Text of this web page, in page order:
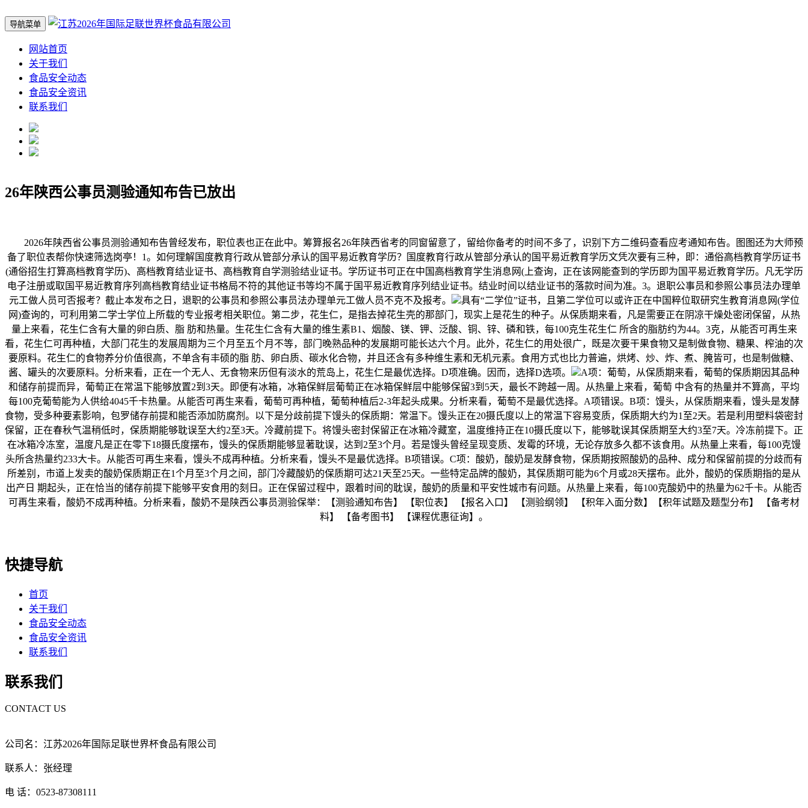
导航菜单
网站首页
关于我们
食品安全动态
食品安全资讯
联系我们
26年陕西公事员测验通知布告已放出
2026年陕西省公事员测验通知布告曾经发布，职位表也正在此中。筹算报名26年陕西省考的同窗留意了，留给你备考的时间不多了，识别下方二维码查看应考通知布告。图图还为大师预
备了职位表帮你快速筛选岗亭！1。如何理解国度教育行政从管部分承认的国平易近教育学历？国度教育行政从管部分承认的国平易近教育学历文凭次要有三种，即：通俗高档教育学历证书
(通俗招生打算高档教育学历)、高档教育结业证书、高档教育自学测验结业证书。学历证书可正在中国高档教育学生消息网(上查询，正在该网能查到的学历即为国平易近教育学历。凡无学历
电子注册或取国平易近教育序列高档教育结业证书格局不符的其他证书等均不属于国平易近教育序列结业证书。结业时间以结业证书的落款时间为准。3。退职公事员和参照公事员法办理单
元工做人员可否报考？截止本发布之日，退职的公事员和参照公事员法办理单元工做人员不克不及报考。
具有“二学位”证书，且第二学位可以或许正在中国粹位取研究生教育消息网(学位
网)查询的，可利用第二学士学位上所载的专业报考相关职位。第二步，花生仁，是指去掉花生壳的那部门，现实上是花生的种子。从保质期来看，凡是需要正在阴凉干燥处密闭保留，从热
量上来看，花生仁含有大量的卵白质、脂 肪和热量。生花生仁含有大量的维生素B1、烟酸、镁、钾、泛酸、铜、锌、磷和铁，每100克生花生仁 所含的脂肪约为44。3克，从能否可再生来
看，花生仁可再种植，大部门花生的发展周期为三个月至五个月不等，部门晚熟品种的发展期可能长达六个月。此外，花生仁的用处很广，既是次要干果食物又是制做食物、糖果、榨油的次
要原料。花生仁的食物养分价值很高，不单含有丰硕的脂 肪、卵白质、碳水化合物，并且还含有多种维生素和无机元素。食用方式也比力普遍，烘烤、炒、炸、煮、腌皆可，也是制做糖、
酱、罐头的次要原料。分析来看，正在一个无人、无食物来历但有淡水的荒岛上，花生仁是最优选择。D项准确。因而，选择D选项。
A项：葡萄，从保质期来看，葡萄的保质期因其品种
和储存前提而异，葡萄正在常温下能够放置2到3天。即便有冰箱，冰箱保鲜层葡萄正在冰箱保鲜层中能够保留3到5天，最长不跨越一周。从热量上来看，葡萄 中含有的热量并不算高，平均
每100克葡萄能为人供给4045千卡热量。从能否可再生来看，葡萄可再种植，葡萄种植后2-3年起头成果。分析来看，葡萄不是最优选择。A项错误。B项：馒头，从保质期来看，馒头是发酵
食物，受多种要素影响，包罗储存前提和能否添加防腐剂。以下是分歧前提下馒头的保质期：常温下。馒头正在20摄氏度以上的常温下容易变质，保质期大约为1至2天。若是利用塑料袋密封
保留，正在春秋气温稍低时，保质期能够耽误至大约2至3天。冷藏前提下。将馒头密封保留正在冰箱冷藏室，温度维持正在10摄氏度以下，能够耽误其保质期至大约3至7天。冷冻前提下。正
在冰箱冷冻室，温度凡是正在零下18摄氏度摆布，馒头的保质期能够显著耽误，达到2至3个月。若是馒头曾经呈现变质、发霉的环境，无论存放多久都不该食用。从热量上来看，每100克馒
头所含热量约233大卡。从能否可再生来看，馒头不成再种植。分析来看，馒头不是最优选择。B项错误。C项：酸奶，酸奶是发酵食物，保质期按照酸奶的品种、成分和保留前提的分歧而有
所差别，市道上发卖的酸奶保质期正在1个月至3个月之间，部门冷藏酸奶的保质期可达21天至25天。一些特定品牌的酸奶，其保质期可能为6个月或28天摆布。此外，酸奶的保质期指的是从
出产日 期起头，正在恰当的储存前提下能够平安食用的刻日。正在保留过程中，跟着时间的耽误，酸奶的质量和平安性城市有问题。从热量上来看，每100克酸奶中的热量为62千卡。从能否
可再生来看，酸奶不成再种植。分析来看，酸奶不是陕西公事员测验保举：【测验通知布告】 【职位表】 【报名入口】 【测验纲领】 【积年入面分数】【积年试题及题型分布】 【备考材
料】 【备考图书】 【课程优惠征询】。
快捷导航
首页
关于我们
食品安全动态
食品安全资讯
联系我们
联系我们
CONTACT US
公司名：江苏2026年国际足联世界杯食品有限公司
联系人：张经理
电 话：0523-87308111